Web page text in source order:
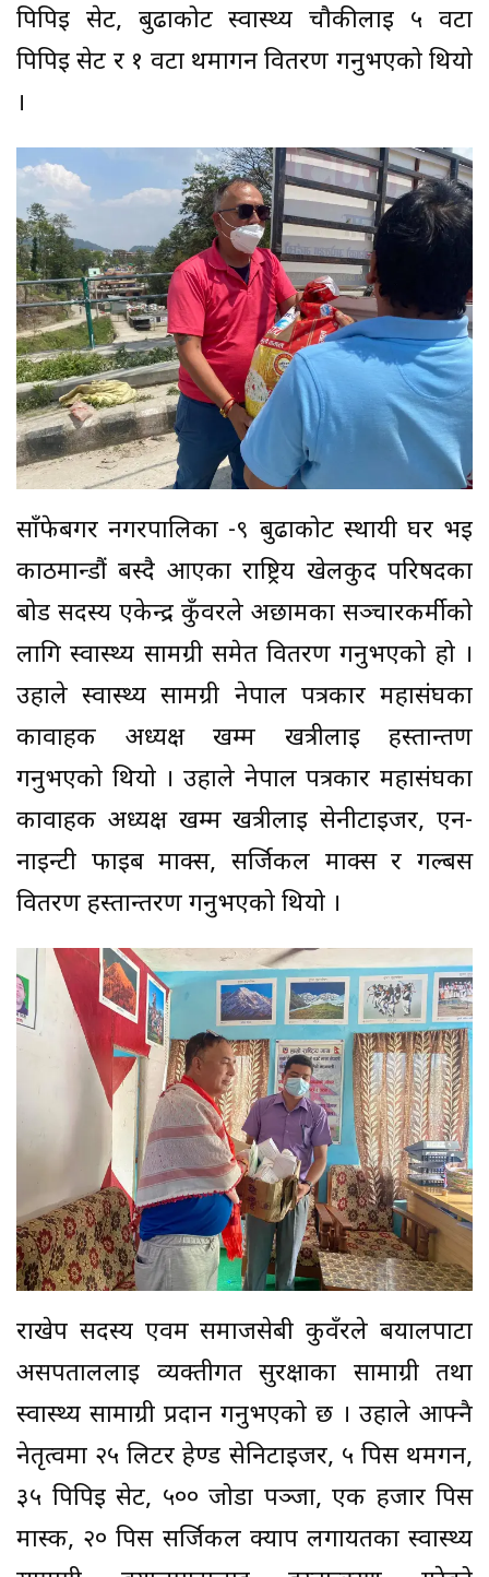
पिपिई सेट, बुढाकोट स्वास्थ्य चौकीलाई ५ वटा
पिपिई सेट र १ वटा थर्मागन वितरण गर्नुभएको थियो
।
साँफेबगर नगरपालिका -९ बुढाकोट स्थायी घर भई
काठमान्डौं बस्दै आएका राष्ट्रिय खेलकुद परिषदका
बोर्ड सदस्य एकेन्द्र कुँवरले अछामका सञ्चारकर्मीको
लागि स्वास्थ्य सामग्री समेत वितरण गर्नुभएको हो ।
उहाले स्वास्थ्य सामग्री नेपाल पत्रकार महासंघका
कार्वाहक अध्यक्ष खम्म खत्रीलाई हस्तान्तण
गर्नुभएको थियो । उहाले नेपाल पत्रकार महासंघका
कार्वाहक अध्यक्ष खम्म खत्रीलाई सेनीटाईजर, एन-
नाईन्टी फाईब माक्स, सर्जिकल माक्स र गल्बस
वितरण हस्तान्तरण गर्नुभएको थियो ।
राखेप सदस्य एवम समाजसेबी कुवँरले बयालपाटा
असपताललाई व्यक्तीगत सुरक्षाका सामाग्री तथा
स्वास्थ्य सामाग्री प्रदान गर्नुभएको छ । उहाले आफ्नै
नेतृत्वमा २५ लिटर हेण्ड सेनिटाईजर, ५ पिस थर्मगन,
३५ पिपिई सेट, ५०० जोडा पञ्जा, एक हजार पिस
मास्क, २० पिस सर्जिकल क्याप लगायतका स्वास्थ्य